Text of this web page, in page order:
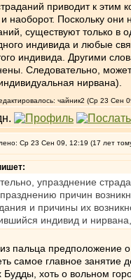
приводит к
наоборот. Поскольку
существуют только в
индивида и любые
индивида. Другими
Следовательно,
нирвана).
чайник2 (Ср 23 Сен
Ср 23 Сен 09, 12:19 (17 лет
упразднение
причин
и причины их
индивид и
пальца предположение
самое главное занятие
Будды, хоть о вольном